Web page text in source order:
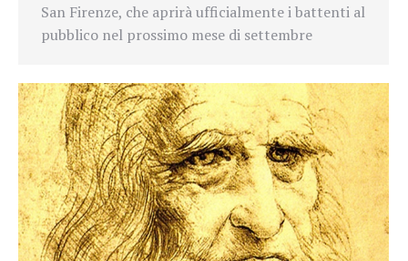
San Firenze, che aprirà ufficialmente i battenti al
pubblico nel prossimo mese di settembre